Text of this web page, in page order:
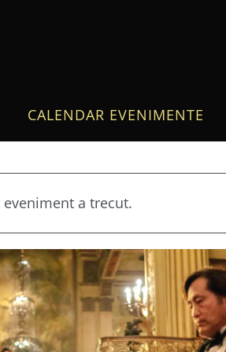
CALENDAR EVENIMENTE
eveniment a trecut.